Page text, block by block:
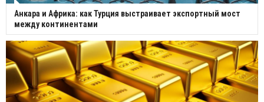
Анкара и Африка: как Турция выстраивает экспортный мост
между континентами